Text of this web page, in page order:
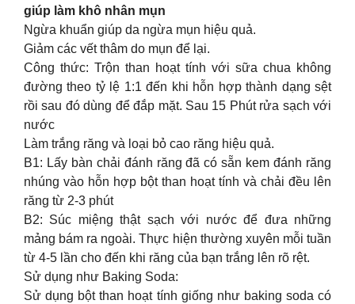
giúp làm khô nhân mụn
Ngừa khuẩn giúp da ngừa mụn hiệu quả.
Giảm các vết thâm do mụn để lại.
Công thức: Trộn than hoạt tính với sữa chua không
đường theo tỷ lệ 1:1 đến khi hỗn hợp thành dạng sệt
rồi sau đó dùng để đắp mặt. Sau 15 Phút rửa sạch với
nước
Làm trắng răng và loại bỏ cao răng hiệu quả.
B1: Lấy bàn chải đánh răng đã có sẵn kem đánh răng
nhúng vào hỗn hợp bột than hoạt tính và chải đều lên
răng từ 2-3 phút
B2: Súc miệng thật sạch với nước để đưa những
mảng bám ra ngoài. Thực hiện thường xuyên mỗi tuần
từ 4-5 lần cho đến khi răng của bạn trắng lên rõ rệt.
Sử dụng như Baking Soda:
Sử dụng bột than hoạt tính giống như baking soda có